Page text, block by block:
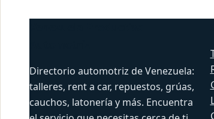
Directorio automotriz de Venezuela:
talleres, rent a car, repuestos, grúas,
cauchos, latonería y más. Encuentra